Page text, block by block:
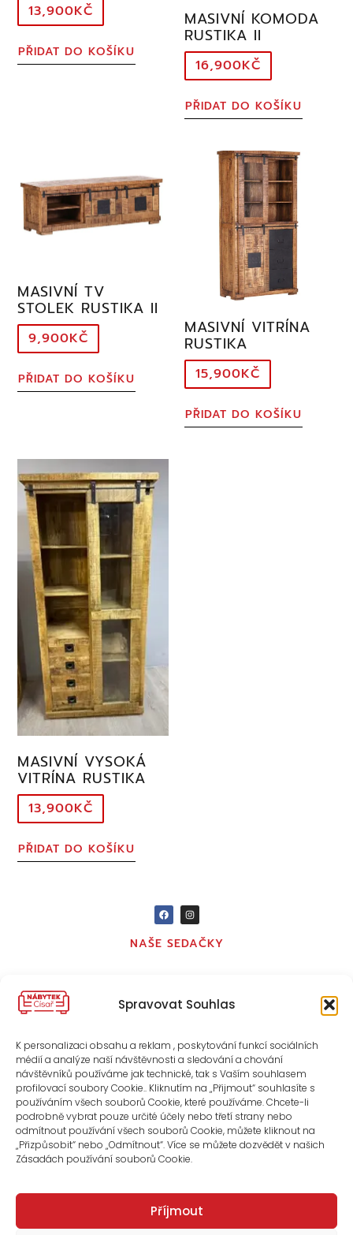
Spravovat Souhlas
K personalizaci obsahu a reklam , poskytování funkcí sociálních
médií a analýze naší návštěvnosti a sledování a chování
návštěvníků používáme jak technické, tak s Vaším souhlasem
profilovací soubory Cookie.. Kliknutím na „Přijmout“ souhlasíte s
používáním všech souborů Cookie, které používáme. Chcete-li
podrobně vybrat pouze určité účely nebo třetí strany nebo
odmítnout používání všech souborů Cookie, můžete kliknout na
„Přizpůsobit“ nebo „Odmítnout“. Více se můžete dozvědět v našich
Zásadách používání souborů Cookie.
Příjmout
13,900KČ
PŘIDAT DO KOŠÍKU
MASIVNÍ KOMODA
RUSTIKA II
16,900KČ
PŘIDAT DO KOŠÍKU
MASIVNÍ TV
STOLEK RUSTIKA II
9,900KČ
PŘIDAT DO KOŠÍKU
MASIVNÍ VITRÍNA
RUSTIKA
15,900KČ
PŘIDAT DO KOŠÍKU
MASIVNÍ VYSOKÁ
VITRÍNA RUSTIKA
13,900KČ
PŘIDAT DO KOŠÍKU
NAŠE SEDAČKY
ZÁSADY COOKIES (EU)
OBCHODNÍ PODMÍNKY